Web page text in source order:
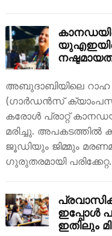
നഷ്ടമായത്
അബുദാബിയിലെ റാഹ
(ഗാർഡൻസ്
കരോൾ പ്രാറ്റ്
മരിച്ചു. അപകടത്തിൽ
ജൂഡിയും ജിമ്മും
ഗുരുതരമായി
ഇപ്പോൾ
ഇതിലും